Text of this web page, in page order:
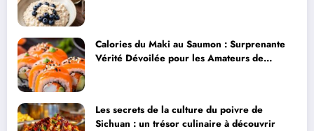
Calories du Maki au Saumon : Surprenante
Vérité Dévoilée pour les Amateurs de
Les secrets de la culture du poivre de
Sichuan : un trésor culinaire à découvrir